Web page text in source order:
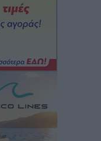
την παρθενική
Ιάκωβου